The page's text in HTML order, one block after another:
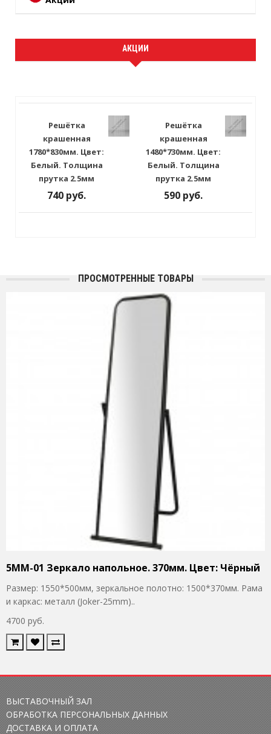
АКЦИИ
Решётка
крашенная
1780*830мм. Цвет:
Белый. Толщина
прутка 2.5мм
740 руб.
Решётка
крашенная
1480*730мм. Цвет:
Белый. Толщина
прутка 2.5мм
590 руб.
ПРОСМОТРЕННЫЕ ТОВАРЫ
5MM-01 Зеркало напольное. 370мм. Цвет: Чёрный
Размер: 1550*500мм, зеркальное полотно: 1500*370мм. Рама
и каркас: металл (Joker-25mm)..
4700 руб.
ВЫСТАВОЧНЫЙ ЗАЛ
ОБРАБОТКА ПЕРСОНАЛЬНЫХ ДАННЫХ
ДОСТАВКА И ОПЛАТА